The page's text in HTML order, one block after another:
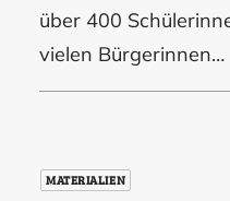
über 400
vielen Bürgerinnen…
MATERIALIEN